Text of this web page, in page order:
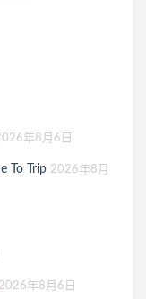
年8月6日
To Trip 2026年8月
2026年8月6日